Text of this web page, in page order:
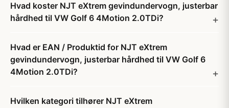
Hvad koster NJT eXtrem gevindundervogn, justerbar
hårdhed til VW Golf 6 4Motion 2.0TDi?
Hvad er EAN / Produktid for NJT eXtrem
gevindundervogn, justerbar hårdhed til VW Golf 6
4Motion 2.0TDi?
Hvilken kategori tilhører NJT eXtrem